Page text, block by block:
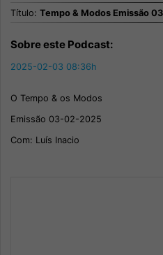
Título: Tempo & Modos Emissão
Sobre este Podcast:
2025-02-03 08:36h
O Tempo & os Modos
Emissão 03-02-2025
Com: Luís Inacio